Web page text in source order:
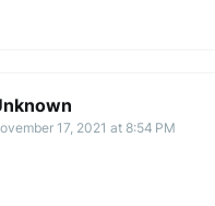
17, 2021 at 8:54 PM